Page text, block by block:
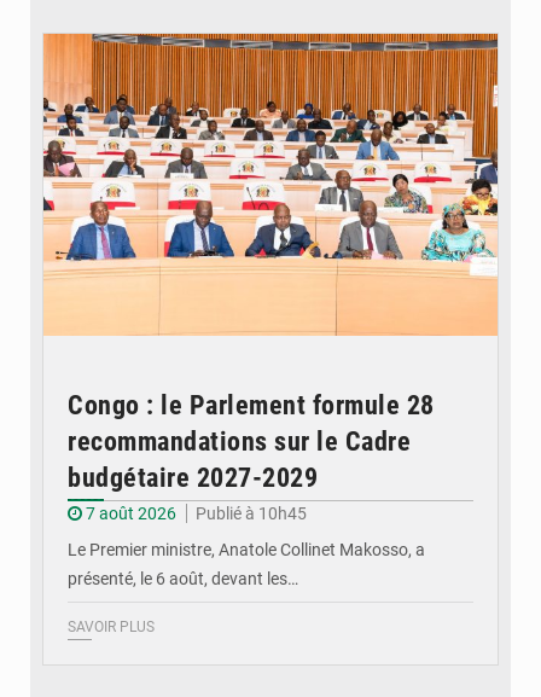
Congo : le Parlement formule 28
recommandations sur le Cadre
budgétaire 2027-2029
7 août 2026
Publié à 10h45
Le Premier ministre, Anatole Collinet Makosso, a
présenté, le 6 août, devant les…
SAVOIR PLUS